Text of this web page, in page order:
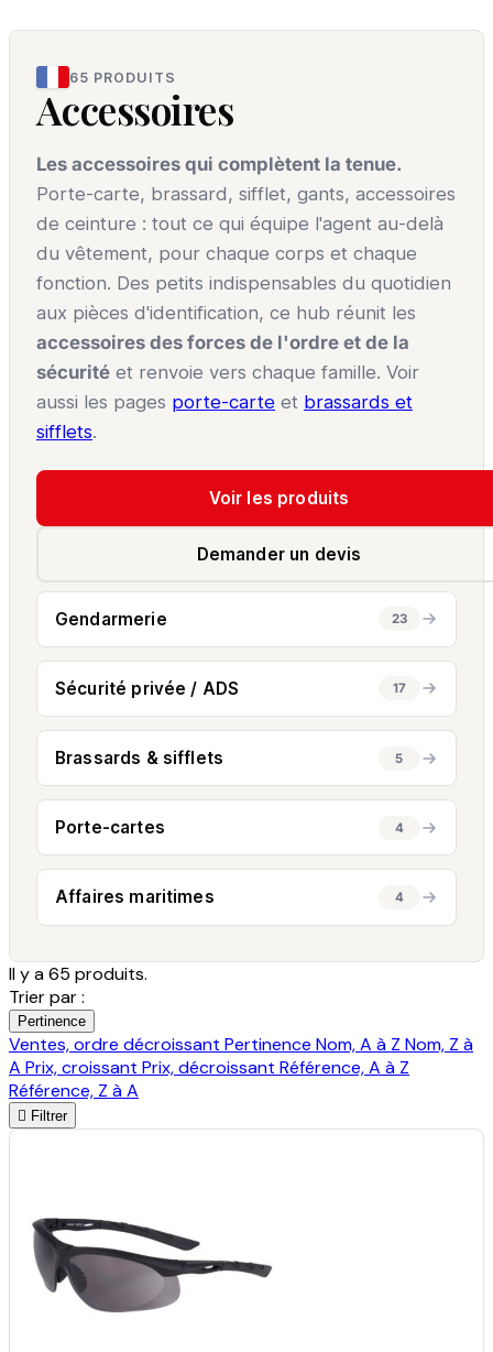
65 PRODUITS
Accessoires
Les accessoires qui complètent la tenue.
Porte-carte, brassard, sifflet, gants, accessoires
de ceinture : tout ce qui équipe l'agent au-delà
du vêtement, pour chaque corps et chaque
fonction. Des petits indispensables du quotidien
aux pièces d'identification, ce hub réunit les
accessoires des forces de l'ordre et de la
sécurité et renvoie vers chaque famille. Voir
aussi les pages porte-carte et brassards et
sifflets.
Voir les produits
Demander un devis
Gendarmerie 23
Sécurité privée / ADS 17
Brassards & sifflets 5
Porte-cartes 4
Affaires maritimes 4
Il y a 65 produits.
Trier par :
Pertinence
Ventes, ordre décroissant Pertinence Nom, A à Z Nom, Z à
A Prix, croissant Prix, décroissant Référence, A à Z
Référence, Z à A
 Filtrer